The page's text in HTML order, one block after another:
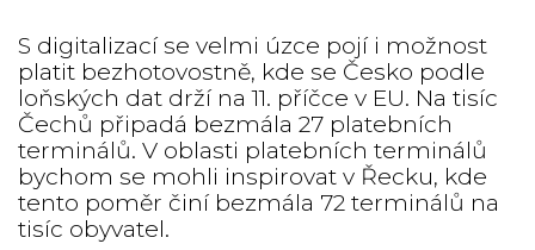
S digitalizací se velmi úzce pojí i možnost
platit bezhotovostně, kde se Česko podle
loňských dat drží na 11. příčce v EU. Na tisíc
Čechů připadá bezmála 27 platebních
terminálů. V oblasti platebních terminálů
bychom se mohli inspirovat v Řecku, kde
tento poměr činí bezmála 72 terminálů na
tisíc obyvatel.